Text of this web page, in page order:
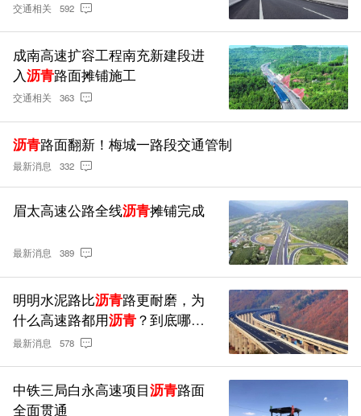
交通相关 592
成南高速扩容工程南充新建段进
入沥青路面摊铺施工
交通相关 363
沥青路面翻新！梅城一路段交通管制
最新消息 332
眉太高速公路全线沥青摊铺完成
最新消息 389
明明水泥路比沥青路更耐磨，为
什么高速路都用沥青？到底哪个
更好
最新消息 578
中铁三局白永高速项目沥青路面
全面贯通